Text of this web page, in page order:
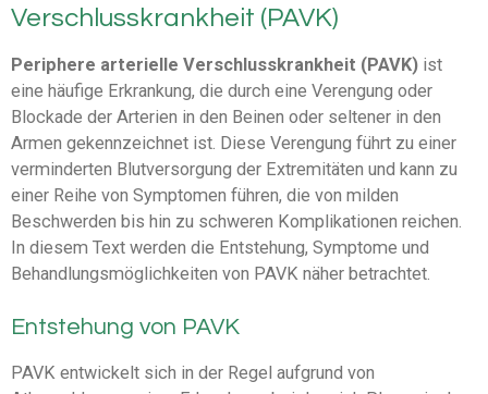
Verschlusskrankheit (PAVK)
Periphere arterielle Verschlusskrankheit (PAVK) ist
eine häufige Erkrankung, die durch eine Verengung oder
Blockade der Arterien in den Beinen oder seltener in den
Armen gekennzeichnet ist. Diese Verengung führt zu einer
verminderten Blutversorgung der Extremitäten und kann zu
einer Reihe von Symptomen führen, die von milden
Beschwerden bis hin zu schweren Komplikationen reichen.
In diesem Text werden die Entstehung, Symptome und
Behandlungsmöglichkeiten von PAVK näher betrachtet.
Entstehung von PAVK
PAVK entwickelt sich in der Regel aufgrund von